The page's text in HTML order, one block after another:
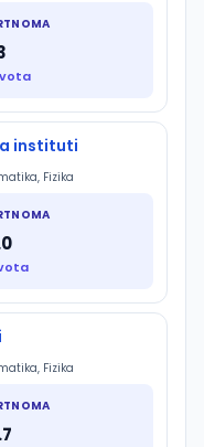
instituti
Fizika
Fizika